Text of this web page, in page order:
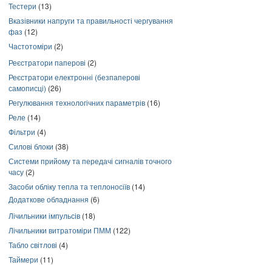
Тестери (13)
Вказівники напруги та правильності чергування
фаз (12)
Частотоміри (2)
Реєстратори паперові (2)
Реєстратори електронні (безпаперові
самописці) (26)
Регулювання технологічних параметрів (16)
Реле (14)
Фільтри (4)
Силові блоки (38)
Системи прийому та передачі сигналів точного
часу (2)
Засоби обліку тепла та теплоносіїв (14)
Додаткове обладнання (6)
Лічильники імпульсів (18)
Лічильники витратоміри ПММ (122)
Табло світлові (4)
Таймери (11)